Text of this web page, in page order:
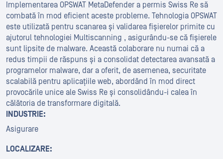
Implementarea OPSWAT MetaDefender a permis Swiss Re să
combată în mod eficient aceste probleme. Tehnologia OPSWAT
este utilizată pentru scanarea și validarea fișierelor primite cu
ajutorul tehnologiei Multiscanning , asigurându-se că fișierele
sunt lipsite de malware. Această colaborare nu numai că a
redus timpii de răspuns și a consolidat detectarea avansată a
programelor malware, dar a oferit, de asemenea, securitate
scalabilă pentru aplicațiile web, abordând în mod direct
provocările unice ale Swiss Re și consolidându-i calea în
călătoria de transformare digitală.
INDUSTRIE:
Asigurare
LOCALIZARE: